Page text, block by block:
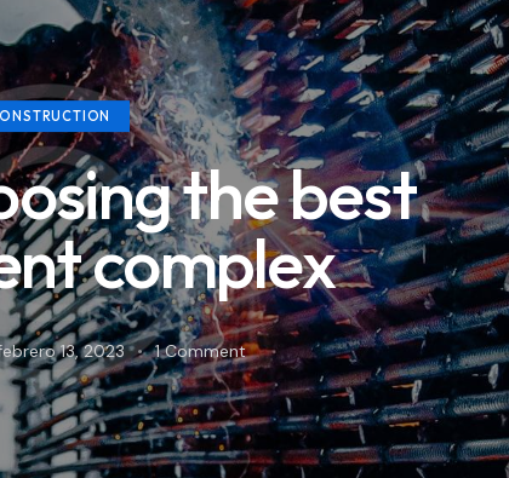
the best
complex
13, 2023 1 Comment